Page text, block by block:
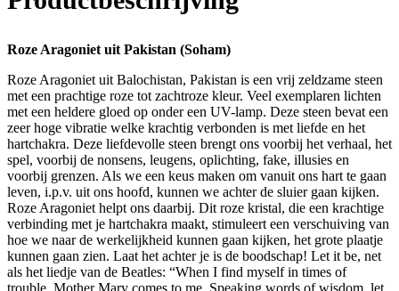
Roze Aragoniet uit Pakistan (Soham)
Roze Aragoniet uit Balochistan, Pakistan is een vrij zeldzame steen
met een prachtige roze tot zachtroze kleur. Veel exemplaren lichten
met een heldere gloed op onder een UV-lamp. Deze steen bevat een
zeer hoge vibratie welke krachtig verbonden is met liefde en het
hartchakra. Deze liefdevolle steen brengt ons voorbij het verhaal, het
spel, voorbij de nonsens, leugens, oplichting, fake, illusies en
voorbij grenzen. Als we een keus maken om vanuit ons hart te gaan
leven, i.p.v. uit ons hoofd, kunnen we achter de sluier gaan kijken.
Roze Aragoniet helpt ons daarbij. Dit roze kristal, die een krachtige
verbinding met je hartchakra maakt, stimuleert een verschuiving van
hoe we naar de werkelijkheid kunnen gaan kijken, het grote plaatje
kunnen gaan zien. Laat het achter je is de boodschap! Let it be, net
als het liedje van de Beatles: “When I find myself in times of